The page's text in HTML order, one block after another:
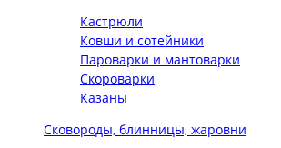
Кастрюли
Ковши и сотейники
Пароварки и мантоварки
Скороварки
Казаны
Сковороды, блинницы, жаровни